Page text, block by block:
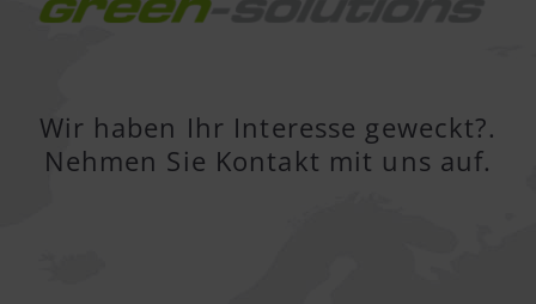
Wir haben Ihr Interesse geweckt?.
Nehmen Sie Kontakt mit uns auf.